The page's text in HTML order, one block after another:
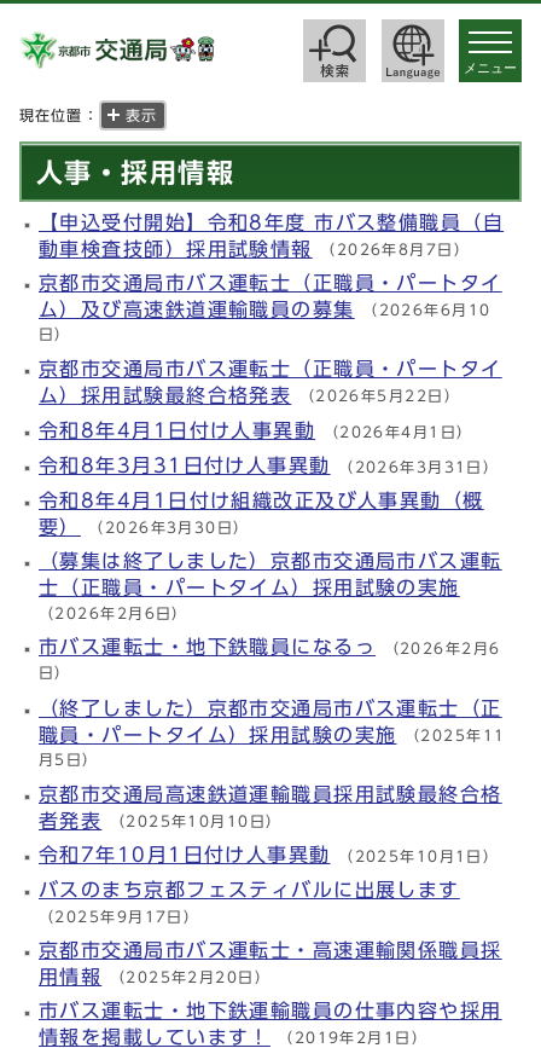
toggle
メニュー
現在位置： 表示
人事・採用情報
【申込受付開始】令和8年度 市バス整備職員（自
動車検査技師）採用試験情報 （2026年8月7日）
京都市交通局市バス運転士（正職員・パートタイ
ム）及び高速鉄道運輸職員の募集 （2026年6月10
日）
京都市交通局市バス運転士（正職員・パートタイ
ム）採用試験最終合格発表 （2026年5月22日）
令和8年4月1日付け人事異動 （2026年4月1日）
令和8年3月31日付け人事異動 （2026年3月31日）
令和8年4月1日付け組織改正及び人事異動（概
要） （2026年3月30日）
（募集は終了しました）京都市交通局市バス運転
士（正職員・パートタイム）採用試験の実施
（2026年2月6日）
市バス運転士・地下鉄職員になるっ （2026年2月6
日）
（終了しました）京都市交通局市バス運転士（正
職員・パートタイム）採用試験の実施 （2025年11
月5日）
京都市交通局高速鉄道運輸職員採用試験最終合格
者発表 （2025年10月10日）
令和7年10月1日付け人事異動 （2025年10月1日）
バスのまち京都フェスティバルに出展します
（2025年9月17日）
京都市交通局市バス運転士・高速運輸関係職員採
用情報 （2025年2月20日）
市バス運転士・地下鉄運輸職員の仕事内容や採用
情報を掲載しています！ （2019年2月1日）